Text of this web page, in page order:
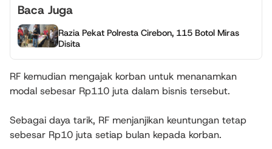
Baca Juga
Razia Pekat Polresta Cirebon, 115 Botol Miras
Disita
RF kemudian mengajak korban untuk menanamkan
modal sebesar Rp110 juta dalam bisnis tersebut.
Sebagai daya tarik, RF menjanjikan keuntungan tetap
sebesar Rp10 juta setiap bulan kepada korban.